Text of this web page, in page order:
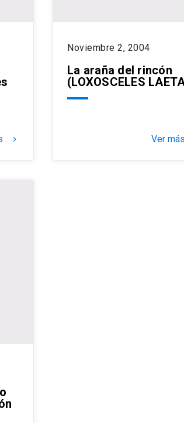
keyboard_arrow_right
Noviembre 2, 2004
La araña del rincón
(LOXOSCELES
Ver más